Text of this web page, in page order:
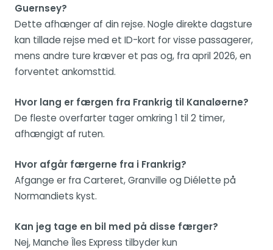
Guernsey?
Dette afhænger af din rejse. Nogle direkte dagsture
kan tillade rejse med et ID-kort for visse passagerer,
mens andre ture kræver et pas og, fra april 2026, en
forventet ankomsttid.
Hvor lang er færgen fra Frankrig til Kanaløerne?
De fleste overfarter tager omkring 1 til 2 timer,
afhængigt af ruten.
Hvor afgår færgerne fra i Frankrig?
Afgange er fra Carteret, Granville og Diélette på
Normandiets kyst.
Kan jeg tage en bil med på disse færger?
Nej, Manche Îles Express tilbyder kun